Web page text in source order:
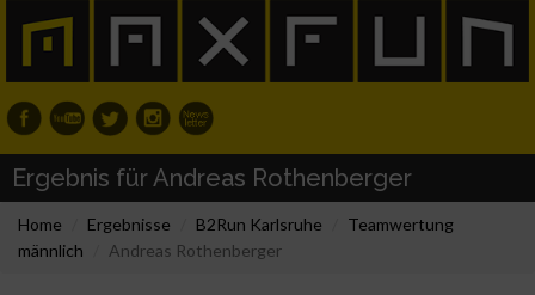
Ergebnis für Andreas Rothenberger
Home Ergebnisse B2Run Karlsruhe
Teamwertung
männlich
Andreas Rothenberger